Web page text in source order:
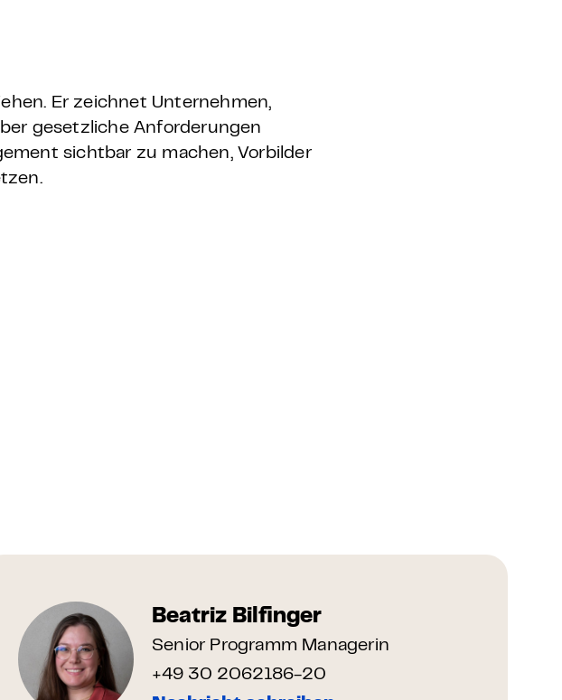
Er zeichnet Unternehmen,
gesetzliche Anforderungen
sichtbar zu machen, Vorbilder
Beatriz Bilfinger
Senior Programm Managerin
+49 30 2062186-20